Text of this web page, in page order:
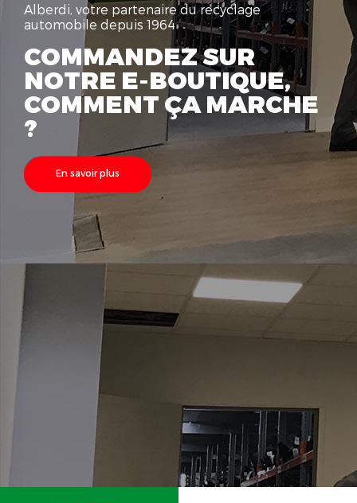
Alberdi, votre partenaire du recyclage
automobile depuis 1964
COMMANDEZ SUR
NOTRE E-BOUTIQUE,
COMMENT ÇA MARCHE
?
En savoir plus